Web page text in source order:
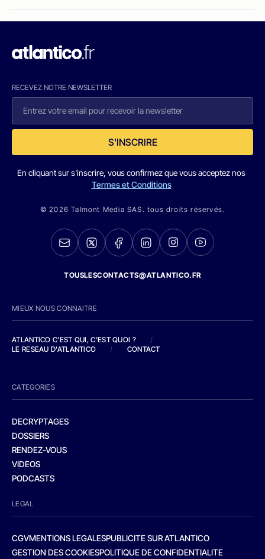
RECEVEZ NOTRE NEWSLETTER
S'INSCRIRE
En cliquant sur s'inscrire, vous confirmez que vous acceptez nos
Termes et Conditions
© 2026 Talmont Media SAS. tous droits réservés.
TOUSLESCONTACTS@ATLANTICO.FR
MIEUX NOUS CONNAITRE
ATLANTICO C'EST QUI, C'EST QUOI ?
/
LE RESEAU D'ATLANTICO
/ CONTACT
CATEGORIES
DECRYPTAGES
DOSSIERS
RENDEZ-VOUS
VIDEOS
PODCASTS
LEGAL
CGVMENTIONS LEGALESPUBLICITE SUR ATLANTICO
GESTION DES COOKIESPOLITIQUE DE CONFIDENTIALITE